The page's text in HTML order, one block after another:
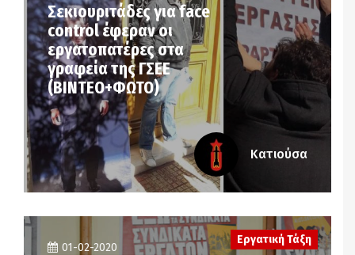
Σεκιουριτάδες για face
control έφεραν οι
εργατοπατέρες στα
γραφεία της ΓΣΕΕ
(ΒΙΝΤΕΟ+ΦΩΤΟ)
Κατιούσα
01-02-2020
Εργατική Τάξη